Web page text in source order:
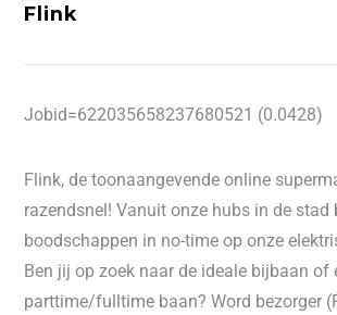
Flink
Jobid=622035658237680521 (0.0428)
Flink, de toonaangevende online
razendsnel! Vanuit onze hubs in de stad
boodschappen in no-time op onze
Ben jij op zoek naar de ideale bijbaan of
parttime/fulltime baan? Word bezorger